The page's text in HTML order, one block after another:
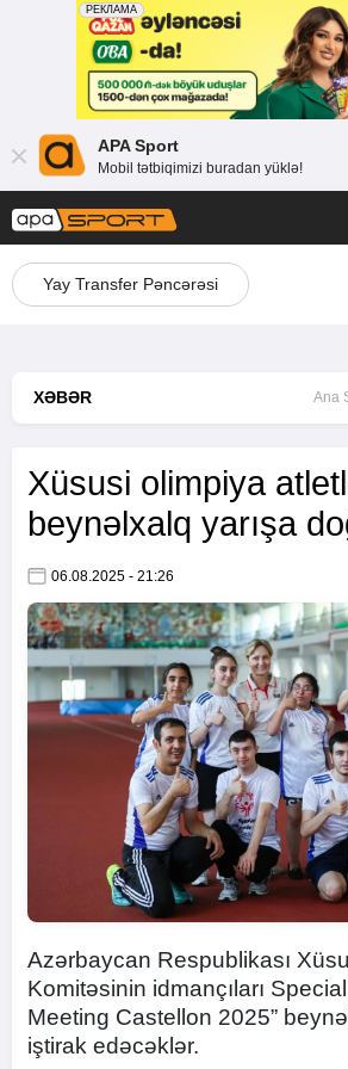
APA Sport
Mobil tətbiqimizi buradan yüklə!
Yay Transfer Pəncərəsi
XƏBƏR Ana
Xüsusi olimpiya
beynəlxalq yarışa
06.08.2025 - 21:26
Azərbaycan Respublikası
Komitəsinin idmançıları
Meeting Castellon 2025”
iştirak edəcəklər.